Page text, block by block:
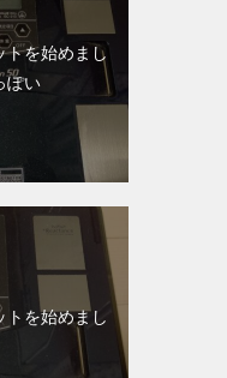
トを始めまし
ぽい
トを始めまし